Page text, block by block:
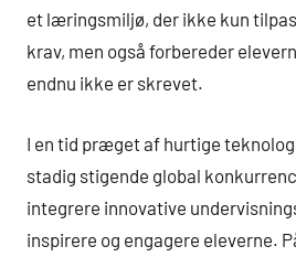
et læringsmiljø, der ikke kun
krav, men også forbereder
endnu ikke er skrevet.
I en tid præget af hurtige
stadig stigende global
integrere innovative
inspirere og engagere eleverne.